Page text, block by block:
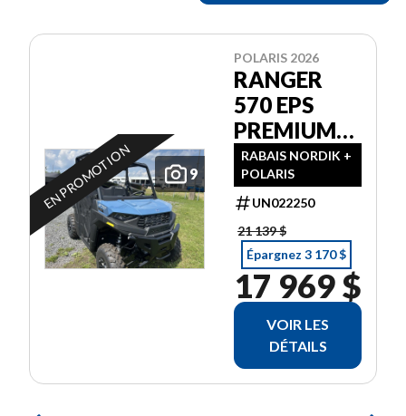
9
EN PROMOTION
POLARIS 2026
RANGER
570 EPS
PREMIUM
GARANTIE
POLARIS 2
ANS
RABAIS NORDIK +
POLARIS
UN022250
21 139 $
Épargnez 3 170 $
17 969 $
VOIR LES
DÉTAILS